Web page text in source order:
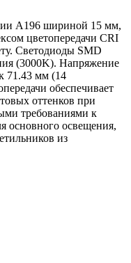
A196 шириной 15 мм,
цветопередачи CRI
Светодиоды SMD
(3000K). Напряжение
71.43 мм (14
обеспечивает
оттенков при
требованиями к
основного освещения,
из